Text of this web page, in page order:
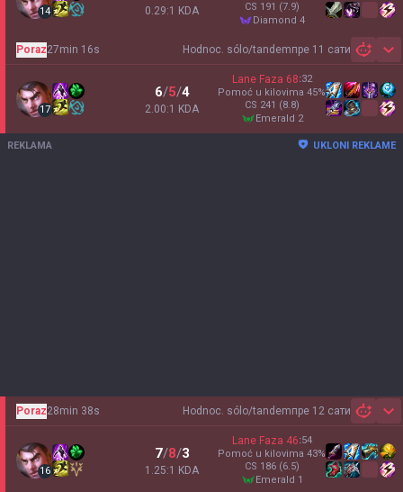
14 0.29:1 KDA
CS 191 (7.9)
diamond 4
Hodnoc. sólo/tandemпре 11 сати
Poraz27min 16s
17
6/5/4
2.00:1 KDA
Lane Faza 68:32
Pomoć u kilovima 45%
CS 241 (8.8)
emerald 2
REKLAMA UKLONI REKLAME
Hodnoc. sólo/tandemпре 12 сати
Poraz28min 38s
16
7/8/3
1.25:1 KDA
Lane Faza 46:54
Pomoć u kilovima 43%
CS 186 (6.5)
emerald 1